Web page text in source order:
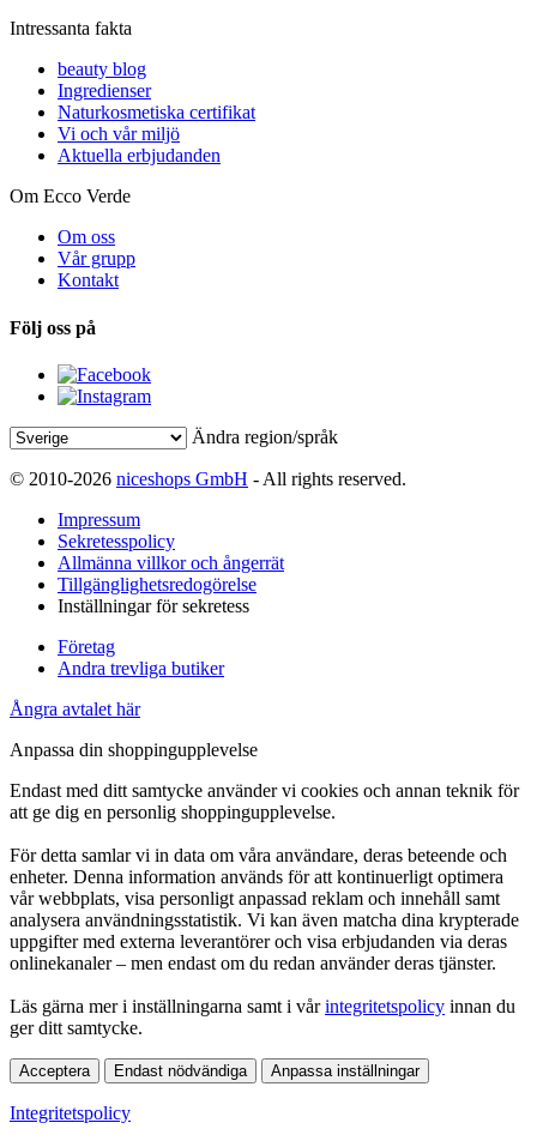
Intressanta fakta
beauty blog
Ingredienser
Naturkosmetiska certifikat
Vi och vår miljö
Aktuella erbjudanden
Om Ecco Verde
Om oss
Vår grupp
Kontakt
Följ oss på
Ändra region/språk
© 2010-2026 niceshops GmbH - All rights reserved.
Impressum
Sekretesspolicy
Allmänna villkor och ångerrät
Tillgänglighetsredogörelse
Inställningar för sekretess
Företag
Andra trevliga butiker
Ångra avtalet här
Anpassa din shoppingupplevelse
Endast med ditt samtycke använder vi cookies och annan teknik för
att ge dig en personlig shoppingupplevelse.
För detta samlar vi in data om våra användare, deras beteende och
enheter. Denna information används för att kontinuerligt optimera
vår webbplats, visa personligt anpassad reklam och innehåll samt
analysera användningsstatistik. Vi kan även matcha dina krypterade
uppgifter med externa leverantörer och visa erbjudanden via deras
onlinekanaler – men endast om du redan använder deras tjänster.
Läs gärna mer i inställningarna samt i vårintegritetspolicy innan du
ger ditt samtycke.
Acceptera Endast nödvändiga Anpassa inställningar
Integritetspolicy